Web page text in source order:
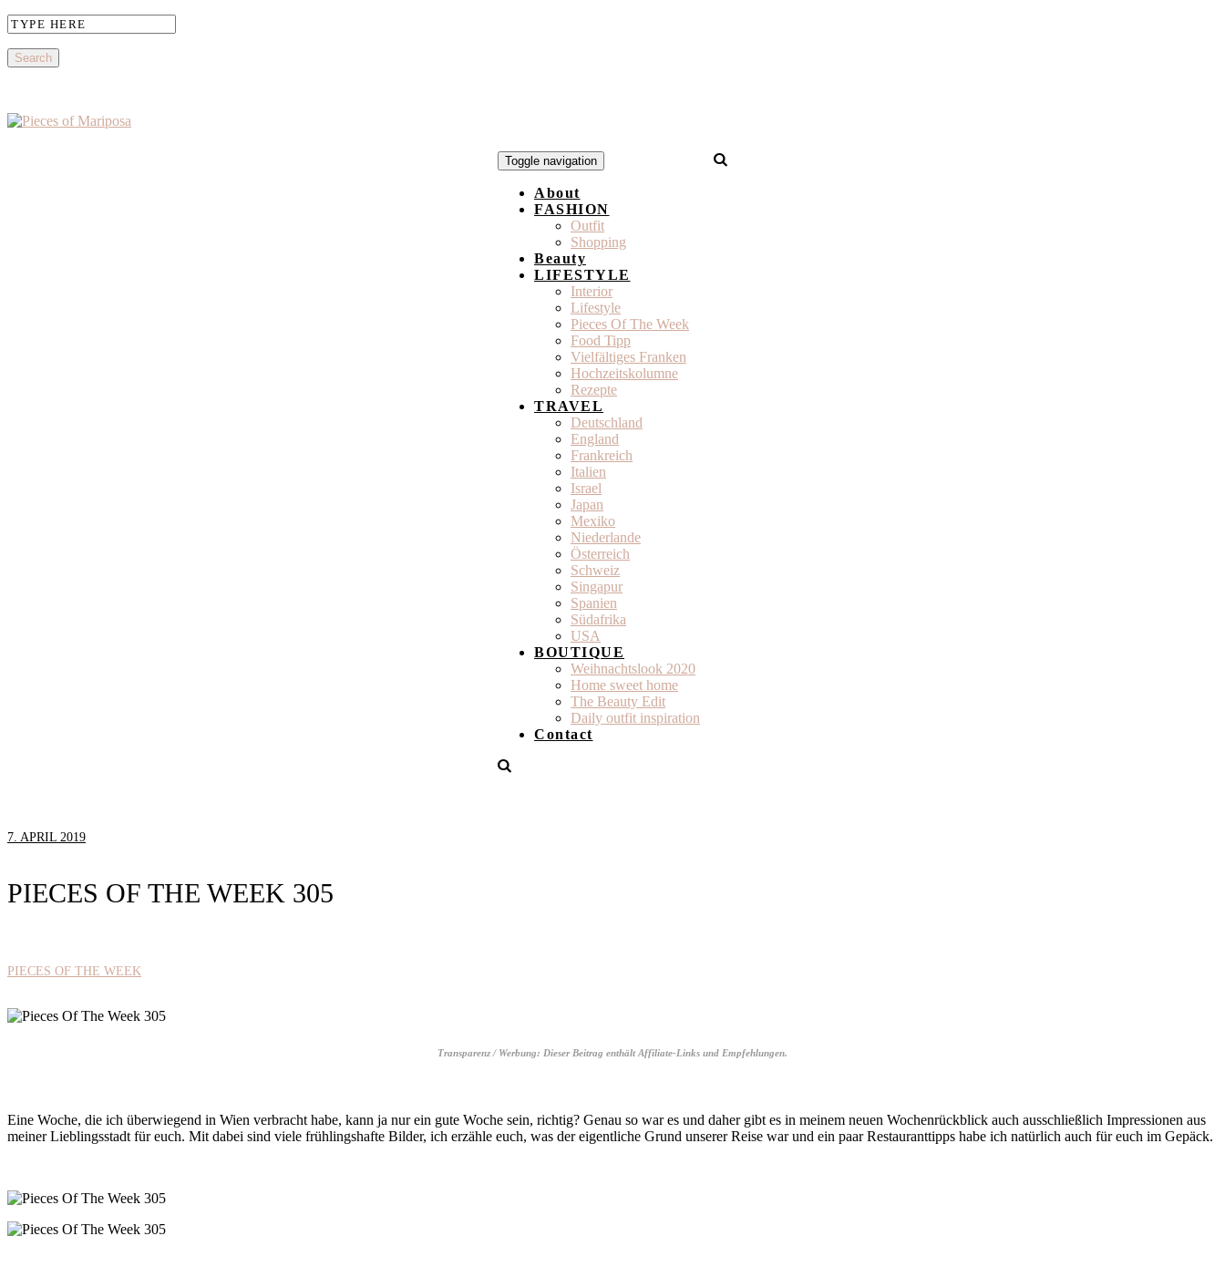
Toggle navigation
About
FASHION
Outfit
Shopping
Beauty
LIFESTYLE
Interior
Lifestyle
Pieces Of The Week
Food Tipp
Vielfältiges Franken
Hochzeitskolumne
Rezepte
TRAVEL
Deutschland
England
Frankreich
Italien
Israel
Japan
Mexiko
Niederlande
Österreich
Schweiz
Singapur
Spanien
Südafrika
USA
BOUTIQUE
Weihnachtslook 2020
Home sweet home
The Beauty Edit
Daily outfit inspiration
Contact
7. APRIL 2019
PIECES OF THE WEEK 305
PIECES OF THE WEEK
Transparenz / Werbung: Dieser Beitrag enthält Affiliate-Links und Empfehlungen.
Eine Woche, die ich überwiegend in Wien verbracht habe, kann ja nur ein gute Woche sein, richtig? Genau so war es und daher gibt es in meinem neuen Wochenrückblick auch ausschließlich Impressionen aus
meiner Lieblingsstadt für euch. Mit dabei sind viele frühlingshafte Bilder, ich erzähle euch, was der eigentliche Grund unserer Reise war und ein paar Restauranttipps habe ich natürlich auch für euch im Gepäck.